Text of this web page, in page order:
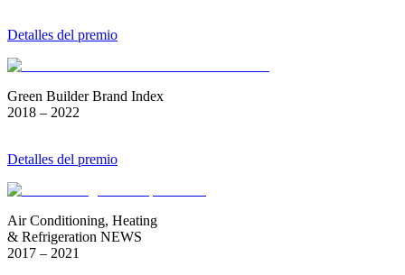
Detalles del premio
Green Builder Brand Index
2018 – 2022
Detalles del premio
Air Conditioning, Heating
& Refrigeration NEWS
2017 – 2021